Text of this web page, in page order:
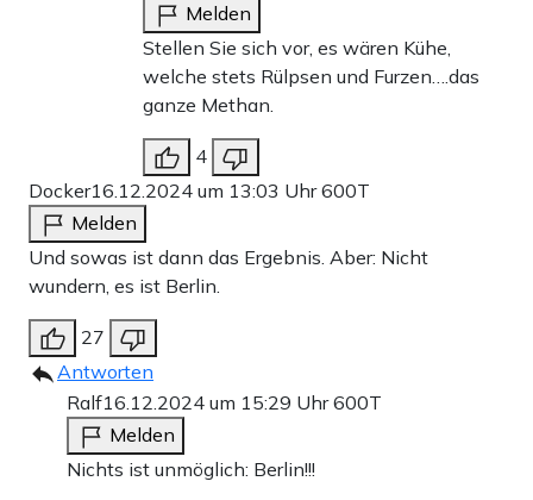
Melden
Stellen Sie sich vor, es wären Kühe,
welche stets Rülpsen und Furzen….das
ganze Methan.
4
Docker16.12.2024 um 13:03 Uhr600T
Melden
Und sowas ist dann das Ergebnis. Aber: Nicht
wundern, es ist Berlin.
27
Antworten
Ralf16.12.2024 um 15:29 Uhr600T
Melden
Nichts ist unmöglich: Berlin!!!